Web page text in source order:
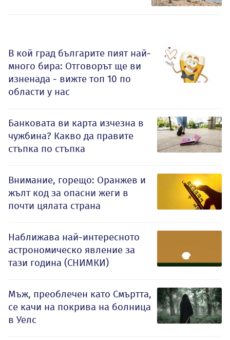
В кой град българите пият най-
много бира: Отговорът ще ви
изненада - вижте топ 10 по
области у нас
Банковата ви карта изчезна в
чужбина? Какво да правите
стъпка по стъпка
Внимание, горещо: Оранжев и
жълт код за опасни жеги в
почти цялата страна
Наближава най-интересното
астрономическо явление за
тази година (СНИМКИ)
Мъж, преоблечен като Смъртта,
се качи на покрива на болница
в Уелс